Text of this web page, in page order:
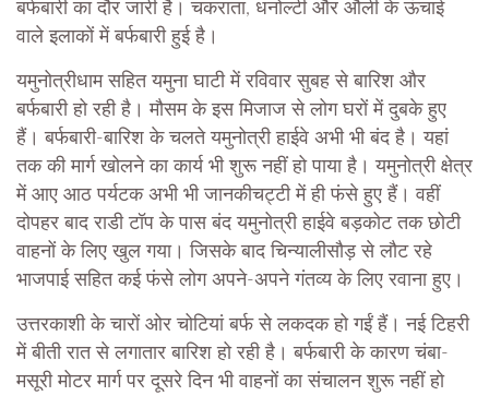
बर्फबारी का दौर जारी है। चकराता, धनोल्टी और औली के ऊंचाई
वाले इलाकों में बर्फबारी हुई है।
यमुनोत्रीधाम सहित यमुना घाटी में रविवार सुबह से बारिश और
बर्फबारी हो रही है। मौसम के इस मिजाज से लोग घरों में दुबके हुए
हैं। बर्फबारी-बारिश के चलते यमुनोत्री हाईवे अभी भी बंद है। यहां
तक की मार्ग खोलने का कार्य भी शुरू नहीं हो पाया है। यमुनोत्री क्षेत्र
में आए आठ पर्यटक अभी भी जानकीचट्टी में ही फंसे हुए हैं। वहीं
दोपहर बाद राडी टॉप के पास बंद यमुनोत्री हाईवे बड़कोट तक छोटी
वाहनों के लिए खुल गया। जिसके बाद चिन्यालीसौड़ से लौट रहे
भाजपाई सहित कई फंसे लोग अपने-अपने गंतव्य के लिए रवाना हुए।
उत्तरकाशी के चारों ओर चोटियां बर्फ से लकदक हो गईं हैं। नई टिहरी
में बीती रात से लगातार बारिश हो रही है। बर्फबारी के कारण चंबा-
मसूरी मोटर मार्ग पर दूसरे दिन भी वाहनों का संचालन शुरू नहीं हो